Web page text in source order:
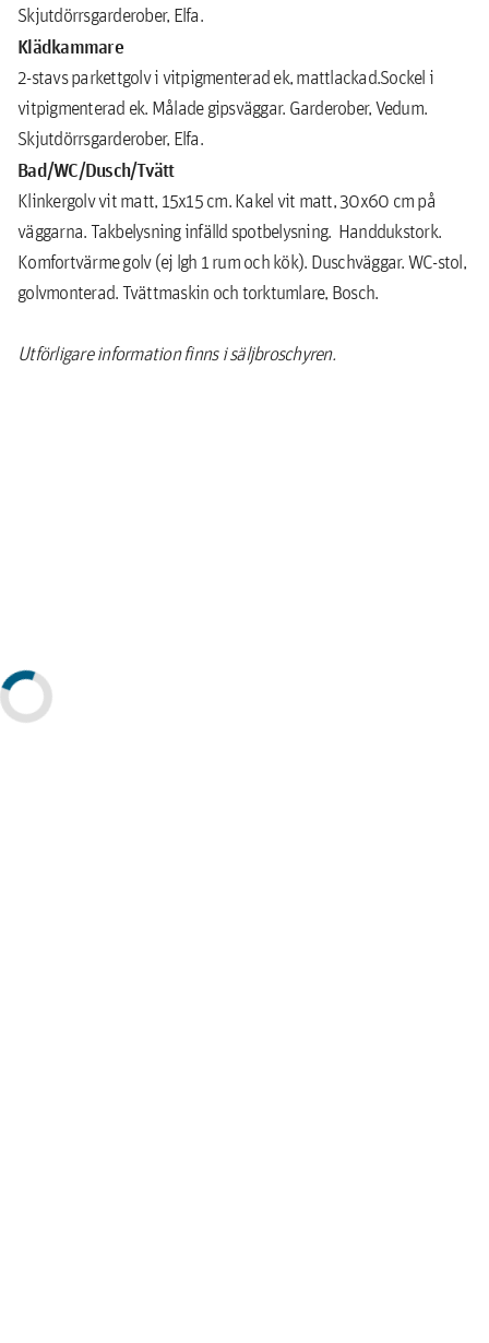
Skjutdörrsgarderober, Elfa.
Klädkammare
2-stavs parkettgolv i vitpigmenterad ek, mattlackad.Sockel i
vitpigmenterad ek. Målade gipsväggar. Garderober, Vedum.
Skjutdörrsgarderober, Elfa.
Bad/WC/Dusch/Tvätt
Klinkergolv vit matt, 15x15 cm. Kakel vit matt, 30x60 cm på
väggarna. Takbelysning infälld spotbelysning. Handdukstork.
Komfortvärme golv (ej lgh 1 rum och kök). Duschväggar. WC-stol,
golvmonterad. Tvättmaskin och torktumlare, Bosch.
Utförligare information finns i säljbroschyren.